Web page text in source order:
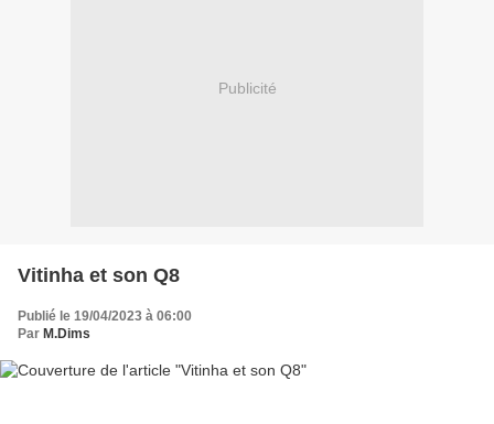
Publicité
Vitinha et son Q8
Publié le 19/04/2023 à 06:00
Par M.Dims